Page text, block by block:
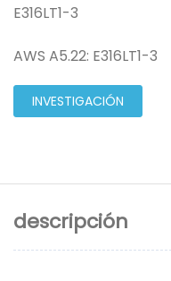
E316LT1-3
AWS A5.22: E316LT1-3
INVESTIGACIÓN
descripción